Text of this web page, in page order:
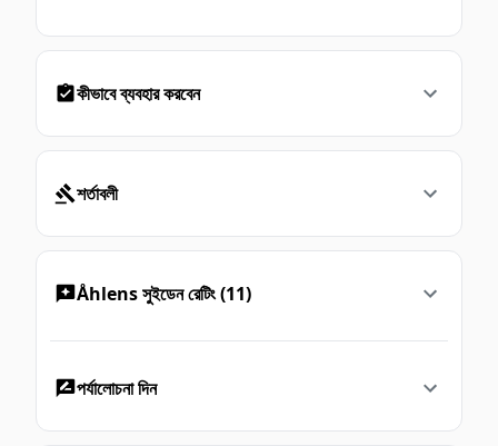
কীভাবে ব্যবহার করবেন
শর্তাবলী
Åhlens সুইডেন রেটিং (11)
পর্যালোচনা দিন